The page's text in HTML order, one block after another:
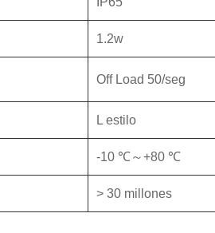
1.2w
Off Load 50/seg
L estilo
-10 ℃～+80 ℃
> 30 millones